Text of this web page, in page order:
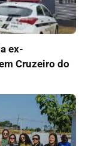
ex-
Cruzeiro do